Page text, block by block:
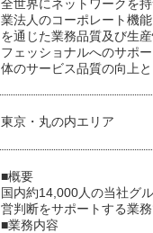
全世界にネットワークを
業法人のコーポレート機
を通じた業務品質及び生
フェッショナルへのサポ
体のサービス品質の向上
東京・丸の内エリア
■概要
国内約14,000人の当社グ
営判断をサポートする業
■業務内容